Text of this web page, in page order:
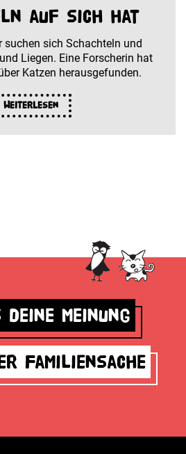
auf sich hat
suchen sich Schachteln und
Liegen. Eine Forscherin hat
Katzen herausgefunden.
Weiterlesen
deine Meinung
Familiensache